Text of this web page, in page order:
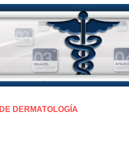
DE DERMATOLOGÍA